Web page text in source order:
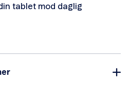
tablet mod daglig